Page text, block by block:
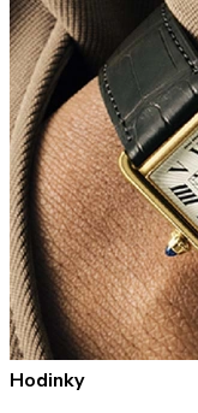
Hodinky